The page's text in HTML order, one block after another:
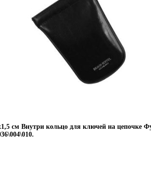
см Внутри кольцо для ключей на цепочке